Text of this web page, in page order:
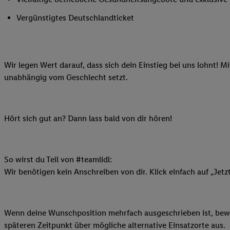
Vergünstigtes Deutschlandticket
Wir legen Wert darauf, dass sich dein Einstieg bei uns lohnt!
unabhängig vom Geschlecht setzt.
Hört sich gut an? Dann lass bald von dir hören!
So wirst du Teil von #teamlidl:
Wir benötigen kein Anschreiben von dir. Klick einfach auf
Wenn deine Wunschposition mehrfach ausgeschrieben ist,
späteren Zeitpunkt über mögliche alternative Einsatzorte aus.
Adresse und einer
können Ihre
finden Sie in den
Ihre Einwilligung